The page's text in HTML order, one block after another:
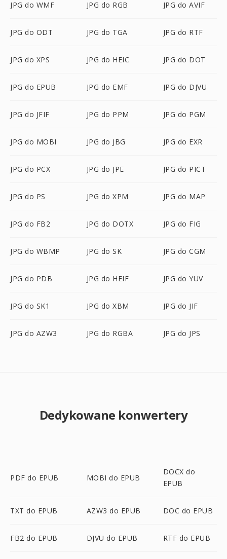
JPG do WMF JPG do RGB JPG do AVIF
JPG do ODT JPG do TGA JPG do RTF
JPG do XPS JPG do HEIC JPG do DOT
JPG do EPUB JPG do EMF JPG do DJVU
JPG do JFIF JPG do PPM JPG do PGM
JPG do MOBI JPG do JBG JPG do EXR
JPG do PCX JPG do JPE JPG do PICT
JPG do PS JPG do XPM JPG do MAP
JPG do FB2 JPG do DOTX JPG do FIG
JPG do WBMP JPG do SK JPG do CGM
JPG do PDB JPG do HEIF JPG do YUV
JPG do SK1 JPG do XBM JPG do JIF
JPG do AZW3 JPG do RGBA JPG do JPS
Dedykowane konwertery
PDF do EPUB MOBI do EPUB
DOCX do
EPUB
TXT do EPUB AZW3 do EPUB DOC do EPUB
FB2 do EPUB DJVU do EPUB RTF do EPUB